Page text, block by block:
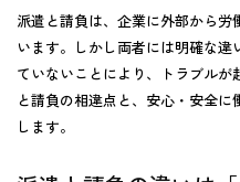
派遣と請負は、企業に外部から
います。しかし両者には明確な
ていないことにより、トラブル
と請負の相違点と、安心・安全
します。